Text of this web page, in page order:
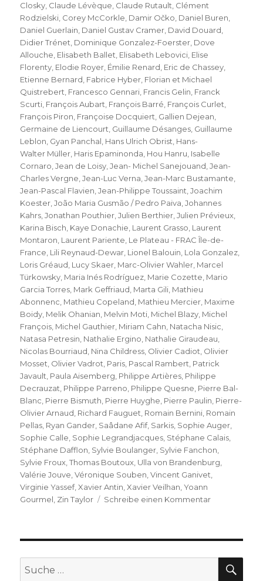
Closky, Claude Lévèque, Claude Rutault, Clément
Rodzielski, Corey McCorkle, Damir Očko, Daniel Buren,
Daniel Guerlain, Daniel Gustav Cramer, David Douard,
Didier Trénet, Dominique Gonzalez-Foerster, Dove
Allouche, Elisabeth Ballet, Elisabeth Lebovici, Elise
Florenty, Elodie Royer, Émilie Renard, Eric de Chassey,
Etienne Bernard, Fabrice Hyber, Florian et Michael
Quistrebert, Francesco Gennari, Francis Gelin, Franck
Scurti, François Aubart, François Barré, François Curlet,
François Piron, Françoise Docquiert, Gallien Dejean,
Germaine de Liencourt, Guillaume Désanges, Guillaume
Leblon, Gyan Panchal, Hans Ulrich Obrist, Hans-
Walter Müller, Haris Epaminonda, Hou Hanru, Isabelle
Cornaro,Jean de Loisy,Jean- Michel Sanejouand,Jean-
Charles Vergne,Jean-Luc Verna,Jean-Marc Bustamante,
Jean-Pascal Flavien,Jean-Philippe Toussaint,Joachim
Koester,João Maria Gusmão / Pedro Paiva,Johannes
Kahrs,Jonathan Pouthier,Julien Berthier,Julien Prévieux,
Karina Bisch, Kaye Donachie, Laurent Grasso, Laurent
Montaron, Laurent Pariente, Le Plateau - FRAC Île-de-
France, Lili Reynaud-Dewar, Lionel Balouin, Lola Gonzalez,
Loris Gréaud, Lucy Skaer, Marc-Olivier Wahler, Marcel
Türkowsky, Maria Inés Rodríguez, Marie Cozette, Mario
Garcia Torres, Mark Geffriaud, Marta Gili, Mathieu
Abonnenc, Mathieu Copeland, Mathieu Mercier, Maxime
Boidy, Melik Ohanian, Melvin Moti, Michel Blazy, Michel
François, Michel Gauthier, Miriam Cahn, Natacha Nisic,
Natasa Petresin, Nathalie Ergino, Nathalie Giraudeau,
Nicolas Bourriaud, Nina Childress, Olivier Cadiot, Olivier
Mosset, Olivier Vadrot, Paris, Pascal Rambert, Patrick
Javault, Paula Aisemberg, Philippe Artières, Philippe
Decrauzat, Philippe Parreno, Philippe Quesne, Pierre Bal-
Blanc, Pierre Bismuth, Pierre Huyghe, Pierre Paulin, Pierre-
Olivier Arnaud, Richard Fauguet, Romain Bernini, Romain
Pellas, Ryan Gander, Saâdane Afif, Sarkis, Sophie Auger,
Sophie Calle, Sophie Legrandjacques, Stéphane Calais,
Stéphane Dafflon, Sylvie Boulanger, Sylvie Fanchon,
Sylvie Froux,Thomas Boutoux, Ulla von Brandenburg,
Valérie Jouve,Véronique Souben,Vincent Ganivet,
Virginie Yassef,Xavier Antin,Xavier Veilhan,Yoann
Gourmel, Zin Taylor Schreibe einen Kommentarzu
–
Suche